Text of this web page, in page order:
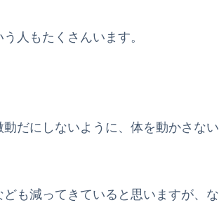
人もたくさんいます。
だにしないように、体を動かさない
も減ってきていると思いますが、な